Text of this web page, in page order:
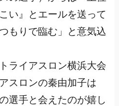
い』とエールを送って
もりで臨む」と意気込
ライアスロン横浜大会
スロンの秦由加子は
選手と会えたのが嬉し